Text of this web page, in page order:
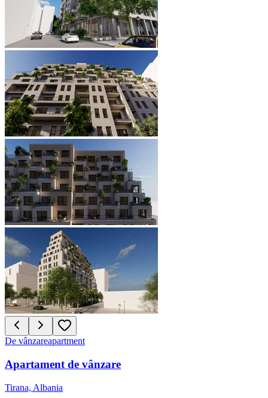
De vânzareapartment
Apartament de vânzare
Tirana, Albania